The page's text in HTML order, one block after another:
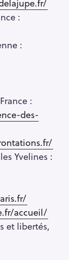
:
:
:
des-
Yvelines :
accueil/
et libertés,